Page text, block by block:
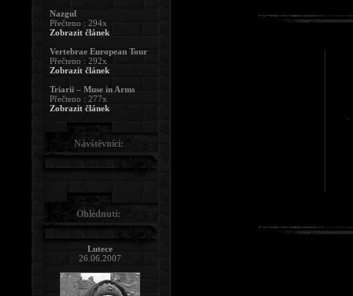
Nazgul
Přečteno : 294x
Zobrazit článek
Vertebrae European Tour
Přečteno : 292x
Zobrazit článek
Triarii – Muse in Arms
Přečteno : 277x
Zobrazit článek
Návštěvníci:
Ohlédnutí:
Lutece
26.06.2007